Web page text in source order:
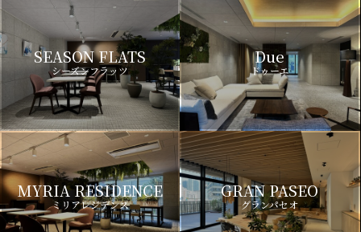
SEASON FLATS
シーズンフラッツ
Due
ドゥーエ
MYRIA RESIDENCE
ミリアレジデンス
GRAN PASEO
グランパセオ